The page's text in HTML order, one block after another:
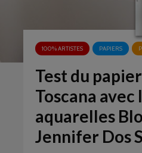
100% ARTISTES PAPIERS
Test du
Toscana avec
aquarelles
Jennifer Dos